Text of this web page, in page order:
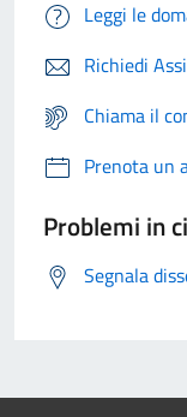
Leggi le
Richiedi
Chiama il
Prenota un
Problemi in
Segnala